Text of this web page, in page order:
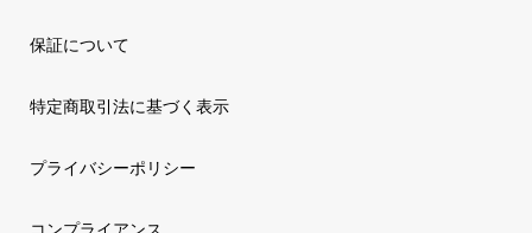
保証について
特定商取引法に基づく表示
プライバシーポリシー
コンプライアンス